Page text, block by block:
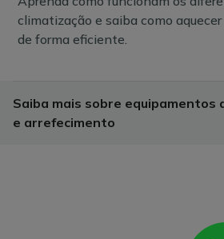
climatização e saiba como
de forma eficiente.
Saiba mais sobre equipamentos
e arrefecimento